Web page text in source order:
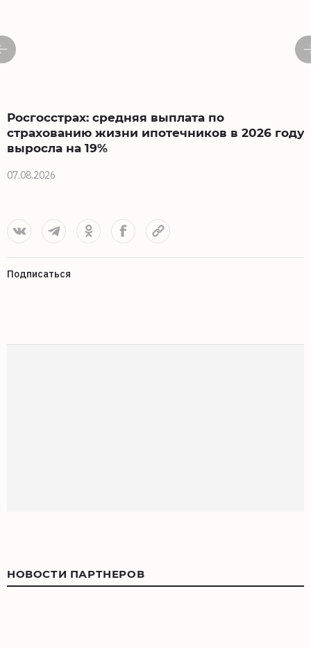
Росгосстрах: средняя выплата по
страхованию жизни ипотечников в 2026 году
выросла на 19%
07.08.2026
Подписаться
НОВОСТИ ПАРТНЕРОВ